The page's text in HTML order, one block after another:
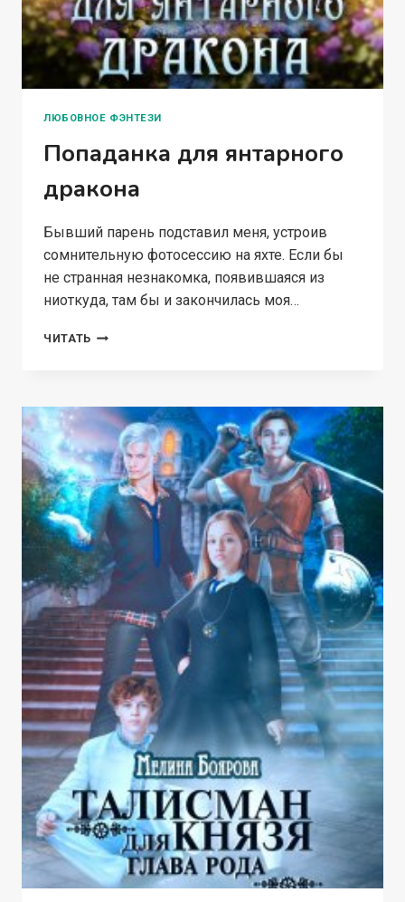
ЛЮБОВНОЕ ФЭНТЕЗИ
Попаданка для янтарного
дракона
Бывший парень подставил меня, устроив
сомнительную фотосессию на яхте. Если бы
не странная незнакомка, появившаяся из
ниоткуда, там бы и закончилась моя…
ЧИТАТЬ ПОПАДАНКА